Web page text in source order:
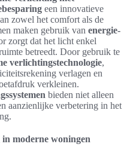
een innovatieve
zowel het comfort als de
maken gebruik van energie-
zorgt dat het licht enkel
betreedt. Door gebruik te
verlichtingstechnologie,
verlagen en
verkleinen.
bieden niet alleen
aanzienlijke verbetering in het
moderne woningen